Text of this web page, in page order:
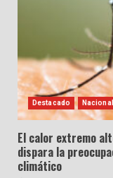
Destacado Nacional
El calor extremo
dispara la
climático